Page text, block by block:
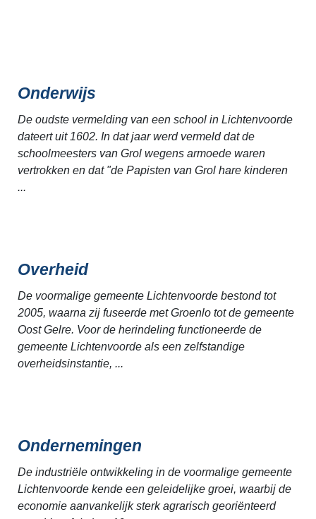
Onderwijs
De oudste vermelding van een school in Lichtenvoorde
dateert uit 1602. In dat jaar werd vermeld dat de
schoolmeesters van Grol wegens armoede waren
vertrokken en dat "de Papisten van Grol hare kinderen
...
Overheid
De voormalige gemeente Lichtenvoorde bestond tot
2005, waarna zij fuseerde met Groenlo tot de gemeente
Oost Gelre. Voor de herindeling functioneerde de
gemeente Lichtenvoorde als een zelfstandige
overheidsinstantie, ...
Ondernemingen
De industriële ontwikkeling in de voormalige gemeente
Lichtenvoorde kende een geleidelijke groei, waarbij de
economie aanvankelijk sterk agrarisch georiënteerd